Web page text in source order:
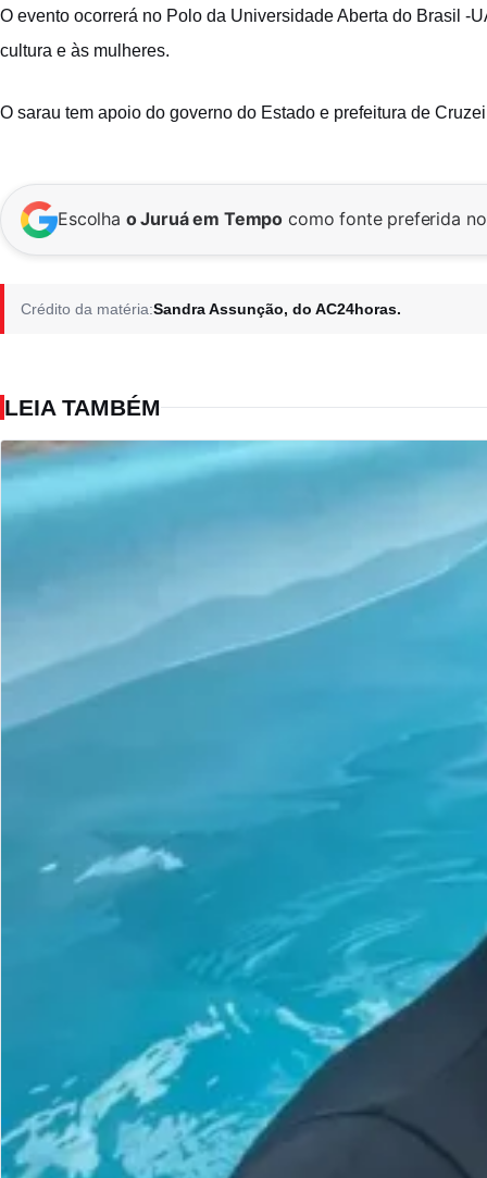
O evento ocorrerá no Polo da Universidade Aberta do Brasil -
cultura e às mulheres.
O sarau tem apoio do governo do Estado e prefeitura de
Escolha o Juruá em Tempo como fonte preferida
Crédito da matéria:Sandra Assunção, do AC24horas.
LEIA TAMBÉM